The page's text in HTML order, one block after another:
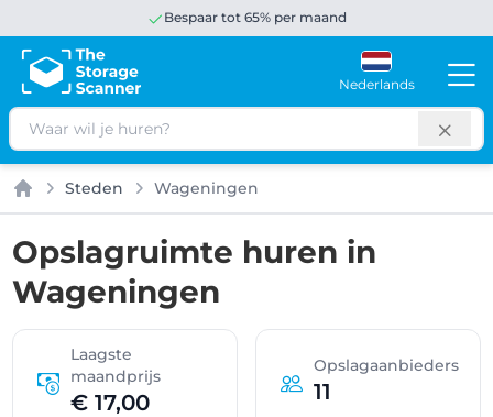
Bespaar tot 65% per maand
Nederlands
Zoeken
Home
Steden Wageningen
Opslagruimte huren in
Wageningen
Laagste
maandprijs
€ 17,00
Opslagaanbieders
11